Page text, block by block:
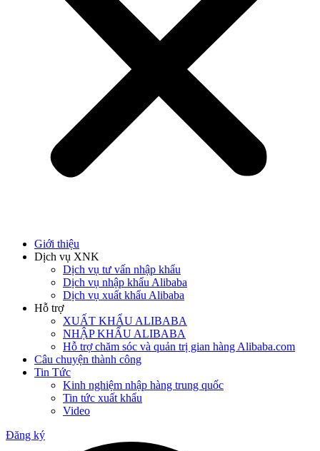
Giới thiệu
Dịch vụ XNK
Dịch vụ tư vấn nhập khẩu
Dịch vụ nhập khẩu Alibaba
Dịch vụ xuất khẩu Alibaba
Hỗ trợ
XUẤT KHẨU ALIBABA
NHẬP KHẨU ALIBABA
Hỗ trợ chăm sóc và quản trị gian hàng Alibaba.com
Câu chuyện thành công
Tin Tức
Kinh nghiệm nhập hàng trung quốc
Tin tức xuất khẩu
Video
Đăng ký